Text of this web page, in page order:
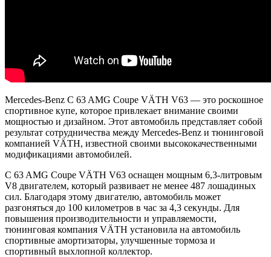
Mercedes-Benz C 63 AMG Coupe VÄTH V63 — это роскошное
спортивное купе, которое привлекает внимание своими
мощностью и дизайном. Этот автомобиль представляет собой
результат сотрудничества между Mercedes-Benz и тюнинговой
компанией VÄTH, известной своими высококачественными
модификациями автомобилей.
C 63 AMG Coupe VÄTH V63 оснащен мощным 6,3-литровым
V8 двигателем, который развивает не менее 487 лошадиных
сил. Благодаря этому двигателю, автомобиль может
разгоняться до 100 километров в час за 4,3 секунды. Для
повышения производительности и управляемости,
тюнинговая компания VÄTH установила на автомобиль
спортивные амортизаторы, улучшенные тормоза и
спортивный выхлопной коллектор.